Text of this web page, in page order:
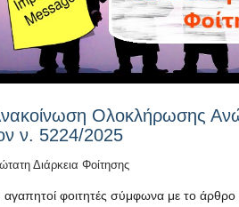
Ολοκλήρωσης
ν. 5224/2025
Διάρκεια Φοίτησης
αγαπητοί φοιτητές σύμφωνα με το